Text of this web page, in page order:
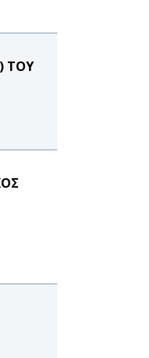
ΤΟΥ